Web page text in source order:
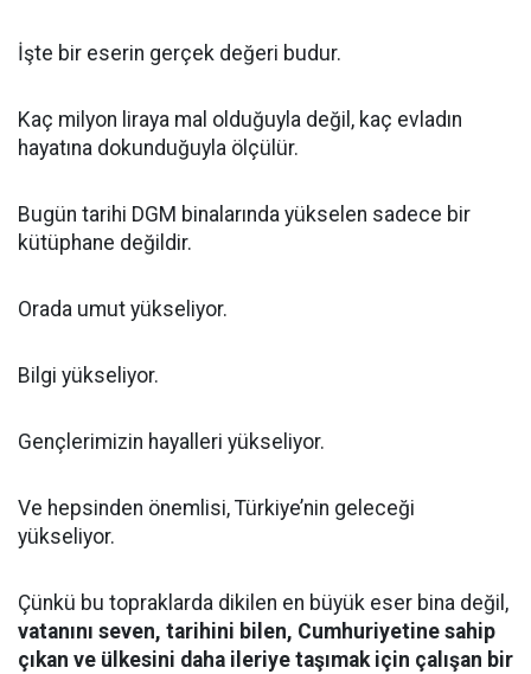
İşte bir eserin gerçek değeri budur.
Kaç milyon liraya mal olduğuyla değil, kaç evladın
hayatına dokunduğuyla ölçülür.
Bugün tarihi DGM binalarında yükselen sadece bir
kütüphane değildir.
Orada umut yükseliyor.
Bilgi yükseliyor.
Gençlerimizin hayalleri yükseliyor.
Ve hepsinden önemlisi, Türkiye’nin geleceği
yükseliyor.
Çünkü bu topraklarda dikilen en büyük eser bina değil,
vatanını seven, tarihini bilen, Cumhuriyetine sahip
çıkan ve ülkesini daha ileriye taşımak için çalışan bir